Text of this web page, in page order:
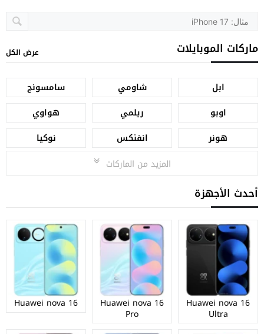
ماركات الموبايلات عرض الكل
ابل شاومي
سامسونج
اوبو
ريلمي
هواوي
هونر
انفنكس
نوكيا
المزيد من الماركات
أحدث الأجهزة
Huawei nova 16
Ultra
Huawei nova 16
Pro
Huawei nova 16